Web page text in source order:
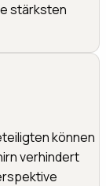
stärksten
können
verhindert